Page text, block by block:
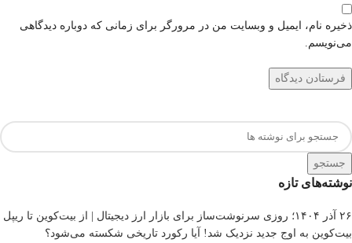
ذخیره نام، ایمیل و وبسایت من در مرورگر برای زمانی که دوباره دیدگاهی
می‌نویسم.
جستجو
نوشته‌های تازه
۲۶ آذر ۱۴۰۴؛ روزی سرنوشت‌ساز برای بازار ارز دیجیتال | از بیت‌کوین تا ریپل
بیت‌کوین به اوج جدید نزدیک شد! آیا رکورد تاریخی شکسته می‌شود؟